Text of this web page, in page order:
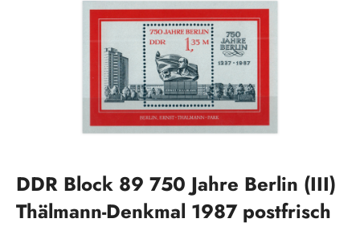
DDR Block 89 750 Jahre Berlin (III)
Thälmann-Denkmal 1987 postfrisch